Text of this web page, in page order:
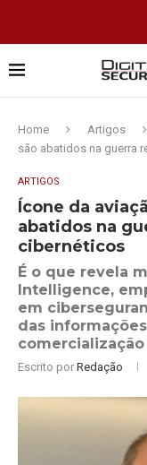
Home Artigos
são abatidos na guerra
ARTIGOS
Ícone da
abatidos na
cibernéticos
É o que revela
Intelligence,
em
das
Escrito por Redação